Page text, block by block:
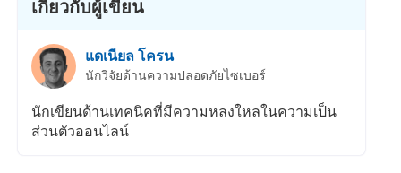
เกี่ยวกับผู้เขียน
แดเนียล โครน
นักวิจัยด้านความปลอดภัยไซเบอร์
นักเขียนด้านเทคนิคที่มีความหลงใหลในความเป็น
ส่วนตัวออนไลน์